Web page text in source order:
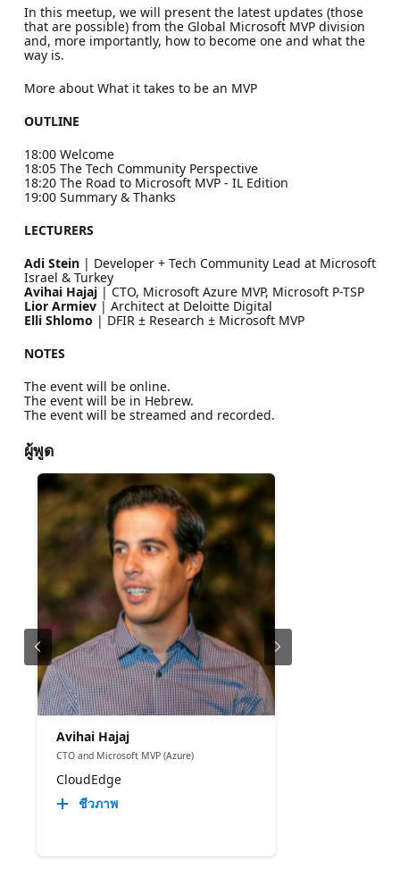
In this meetup, we will present the latest updates (those
that are possible) from the Global Microsoft MVP division
and, more importantly, how to become one and what the
way is.
More about What it takes to be an MVP
OUTLINE
18:00 Welcome
18:05 The Tech Community Perspective
18:20 The Road to Microsoft MVP - IL Edition
19:00 Summary & Thanks
LECTURERS
Adi Stein| Developer + Tech Community Lead at Microsoft
Israel & Turkey
Avihai Hajaj| CTO, Microsoft Azure MVP, Microsoft P-TSP
Lior Armiev| Architect at Deloitte Digital
Elli Shlomo | DFIR ± Research ± Microsoft MVP
NOTES
The event will be online.
The event will be in Hebrew.
The event will be streamed and recorded.
ผู้พูด
Avihai Hajaj
CTO and Microsoft MVP (Azure)
CloudEdge
ชีวภาพ